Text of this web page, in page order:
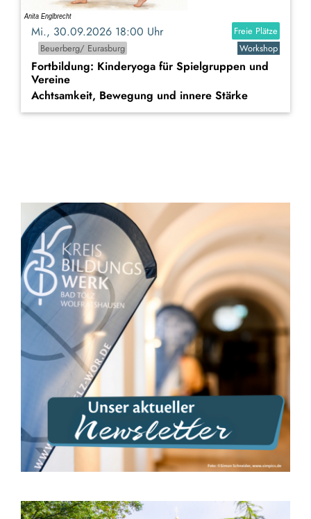
Mi., 30.09.2026 18:00 Uhr
Freie Plätze
Beuerberg/ Eurasburg
Workshop
Fortbildung: Kinderyoga für Spielgruppen und
Vereine
Achtsamkeit, Bewegung und innere Stärke